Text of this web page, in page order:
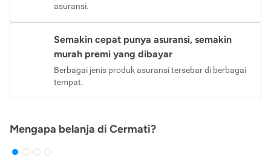
asuransi.
Semakin cepat punya asuransi, semakin
murah premi yang dibayar
Berbagai jenis produk asuransi tersebar di berbagai
tempat.
Mengapa belanja di Cermati?